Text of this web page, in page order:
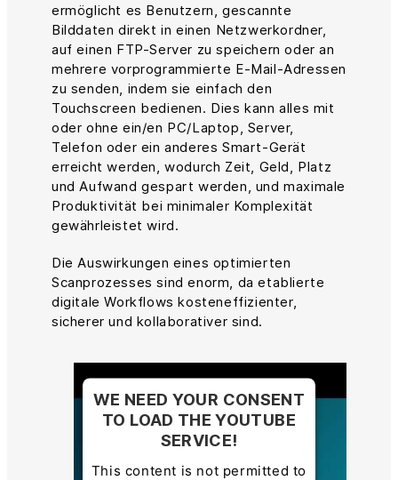
ermöglicht es Benutzern, gescannte
Bilddaten direkt in einen Netzwerkordner,
auf einen FTP-Server zu speichern oder an
mehrere vorprogrammierte E-Mail-Adressen
zu senden, indem sie einfach den
Touchscreen bedienen. Dies kann alles mit
oder ohne ein/en PC/Laptop, Server,
Telefon oder ein anderes Smart-Gerät
erreicht werden, wodurch Zeit, Geld, Platz
und Aufwand gespart werden, und maximale
Produktivität bei minimaler Komplexität
gewährleistet wird.
Die Auswirkungen eines optimierten
Scanprozesses sind enorm, da etablierte
digitale Workflows kosteneffizienter,
sicherer und kollaborativer sind.
WE NEED YOUR CONSENT
TO LOAD THE YOUTUBE
SERVICE!
This content is not permitted to